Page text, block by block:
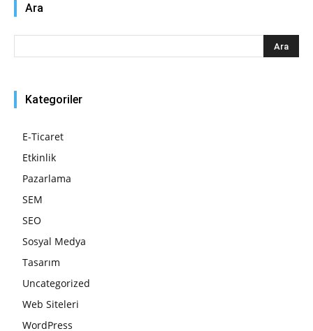
Ara
Kategoriler
E-Ticaret
Etkinlik
Pazarlama
SEM
SEO
Sosyal Medya
Tasarım
Uncategorized
Web Siteleri
WordPress